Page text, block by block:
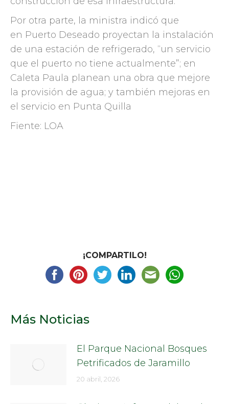
Por otra parte, la ministra indicó que
en Puerto Deseado proyectan la instalación
de una estación de refrigerado, “un servicio
que el puerto no tiene actualmente”; en
Caleta Paula planean una obra que mejore
la provisión de agua; y también mejoras en
el servicio en Punta Quilla
Fiente: LOA
¡COMPARTILO!
Más Noticias
El Parque Nacional Bosques
Petrificados de Jaramillo
20 abril, 2026